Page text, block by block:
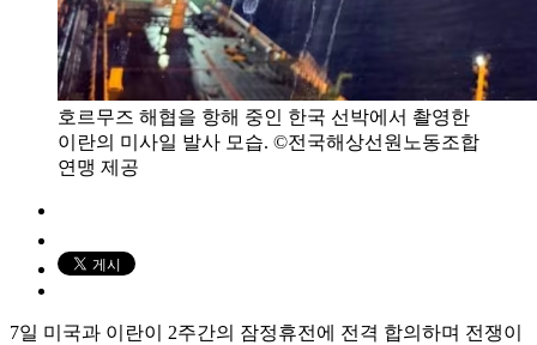
호르무즈 해협을 항해 중인 한국 선박에서 촬영한
이란의 미사일 발사 모습. ©전국해상선원노동조합
연맹 제공
7일 미국과 이란이 2주간의 잠정휴전에 전격 합의하며 전쟁이